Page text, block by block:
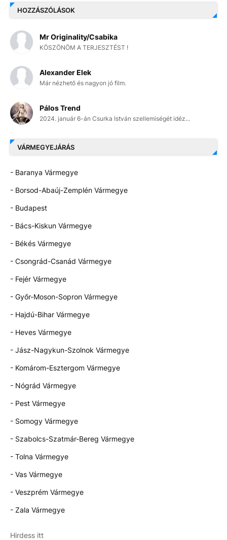
HOZZÁSZÓLÁSOK
Mr Originality/Csabika
KÖSZÖNÖM A TERJESZTÉST !
Alexander Elek
Már nézhető és nagyon jó film.
Pálos Trend
2024. január 6-án Csurka István szellemiségét idéz...
VÁRMEGYEJÁRÁS
- Baranya Vármegye
- Borsod-Abaúj-Zemplén Vármegye
- Budapest
- Bács-Kiskun Vármegye
- Békés Vármegye
- Csongrád-Csanád Vármegye
- Fejér Vármegye
- Győr-Moson-Sopron Vármegye
- Hajdú-Bihar Vármegye
- Heves Vármegye
- Jász-Nagykun-Szolnok Vármegye
- Komárom-Esztergom Vármegye
- Nógrád Vármegye
- Pest Vármegye
- Somogy Vármegye
- Szabolcs-Szatmár-Bereg Vármegye
- Tolna Vármegye
- Vas Vármegye
- Veszprém Vármegye
- Zala Vármegye
Hirdess itt